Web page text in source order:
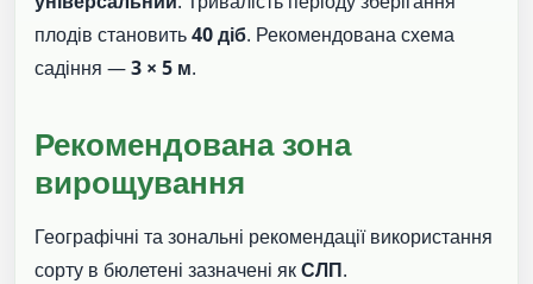
плодів становить40 діб. Рекомендована схема
садіння —3 × 5 м.
Рекомендована зона
вирощування
Географічні та зональні рекомендації використання
сорту в бюлетені зазначені якСЛП.